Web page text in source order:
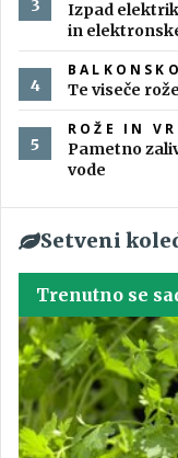
Izpad
in
Te viseče
ROŽE IN
Pametno
vode
Setveni
Trenutno se